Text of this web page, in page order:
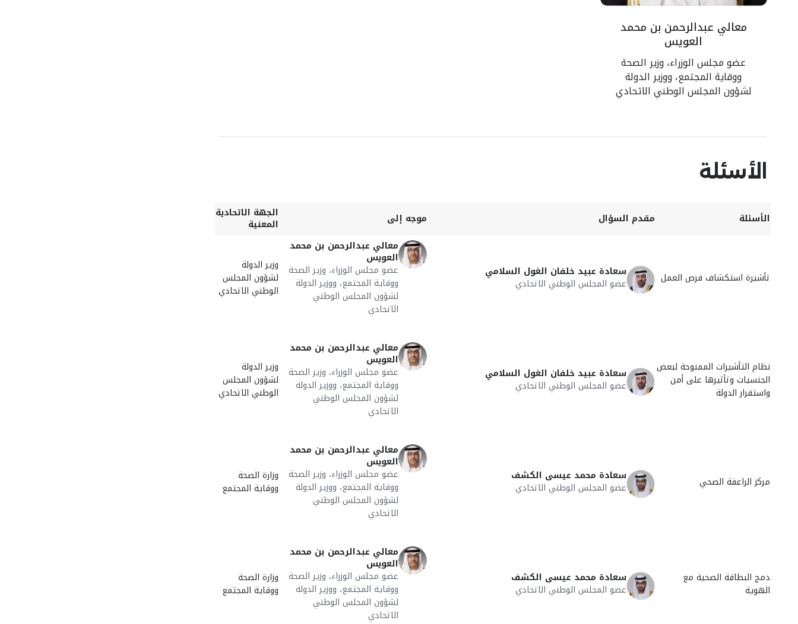
معالي عبدالرحمن بن محمد
العويس
عضو مجلس الوزراء، وزير الصحة
ووقاية المجتمع، ووزير الدولة
لشؤون المجلس الوطني الاتحادي
الأسئلة
الأسئلة مقدم السؤال موجه إلى الجهة الاتحادية
المعنية
تأشيرة استكشاف فرص العمل سعادة عبيد خلفان الغول السلامي
عضو المجلس الوطني الاتحادي
معالي عبدالرحمن بن محمد
العويس
عضو مجلس الوزراء، وزير الصحة
ووقاية المجتمع، ووزير الدولة
لشؤون المجلس الوطني
الاتحادي
وزير الدولة
لشؤون المجلس
الوطني الاتحادي
نظام التأشيرات الممنوحة لبعض
الجنسيات وتأثيرها على أمن
واستقرار الدولة
سعادة عبيد خلفان الغول السلامي
عضو المجلس الوطني الاتحادي
معالي عبدالرحمن بن محمد
العويس
عضو مجلس الوزراء، وزير الصحة
ووقاية المجتمع، ووزير الدولة
لشؤون المجلس الوطني
الاتحادي
وزير الدولة
لشؤون المجلس
الوطني الاتحادي
مركز الراعفة الصحي سعادة محمد عيسى الكشف
عضو المجلس الوطني الاتحادي
معالي عبدالرحمن بن محمد
العويس
عضو مجلس الوزراء، وزير الصحة
ووقاية المجتمع، ووزير الدولة
لشؤون المجلس الوطني
الاتحادي
وزارة الصحة
ووقاية المجتمع
دمج البطاقة الصحية مع
الهوية
سعادة محمد عيسى الكشف
عضو المجلس الوطني الاتحادي
معالي عبدالرحمن بن محمد
العويس
عضو مجلس الوزراء، وزير الصحة
ووقاية المجتمع، ووزير الدولة
لشؤون المجلس الوطني
الاتحادي
وزارة الصحة
ووقاية المجتمع